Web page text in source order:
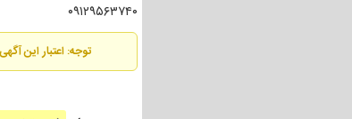
۰۹۱۲۹۵۶۳۷۴۰
توجه: اعتبار این